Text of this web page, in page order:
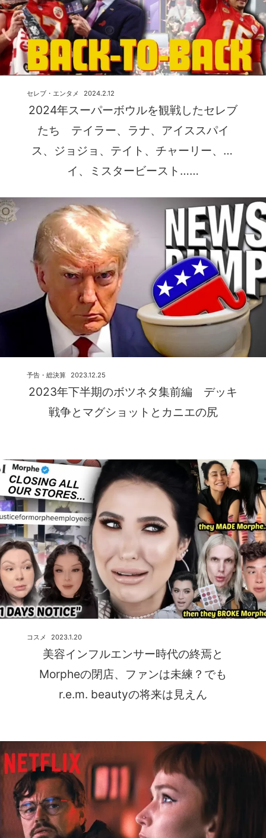
2024年スーパーボウルを観戦したセレブ
たち テイラー、ラナ、アイススパイ
ス、ジョジョ、テイト、チャーリー、カ
イ、ミスタービースト……
2024.2.12
セレブ・エンタメ
2023年下半期のボツネタ集前編 デッキ
戦争とマグショットとカニエの尻
2023.12.25
予告・総決算
美容インフルエンサー時代の終焉と
Morpheの閉店、ファンは未練？でも
r.e.m. beautyの将来は見えん
2023.1.20
コスメ